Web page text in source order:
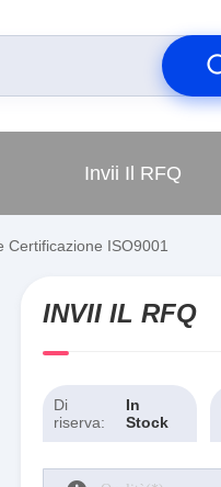
Invii Il RFQ
ISO9001
INVII IL RFQ
Di
riserva:
In
Stock